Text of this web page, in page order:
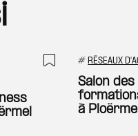
Ajouter à
#RÉSEAUX
Salon
à